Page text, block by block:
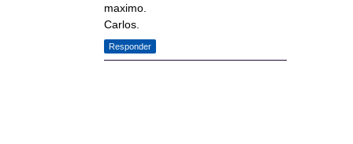
maximo.
Carlos.
Responder